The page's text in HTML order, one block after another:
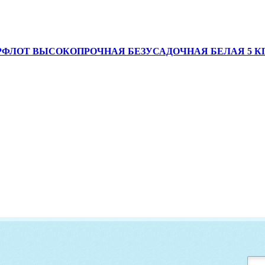
ВЫСОКОПРОЧНАЯ БЕЗУСАДОЧНАЯ БЕЛАЯ 5